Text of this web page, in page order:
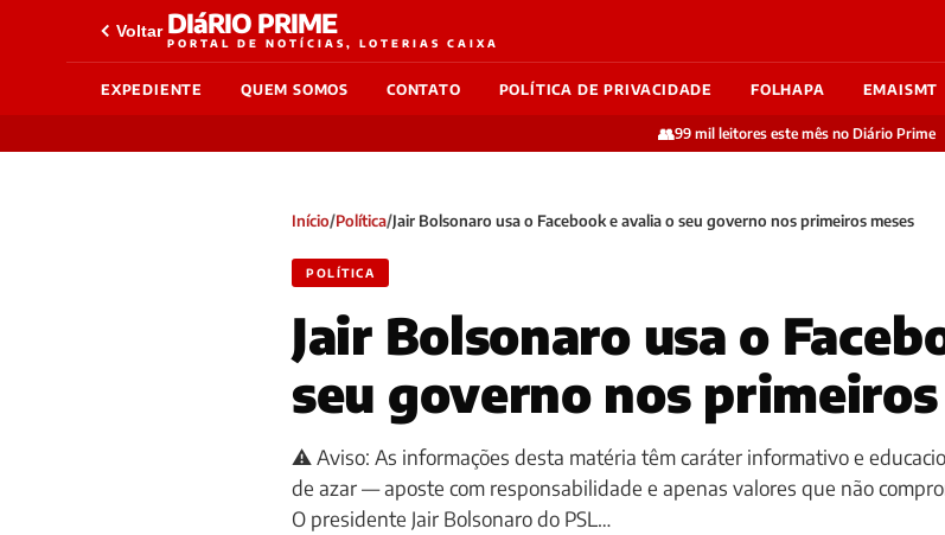
Voltar DIáRIO PRIME
PORTAL DE NOTÍCIAS, LOTERIAS CAIXA
EXPEDIENTE QUEM SOMOS CONTATO POLÍTICA DE PRIVACIDADE FOLHAPA EMAISMT
👥99 mil leitores este mês no Diário Prime
Início/Política/Jair Bolsonaro usa o Facebook e avalia o seu governo nos primeiros meses
POLÍTICA
Jair Bolsonaro usa o
seu governo nos primeiros
⚠️ Aviso: As informações desta matéria têm caráter informativo e
de azar — aposte com responsabilidade e apenas valores que não
O presidente Jair Bolsonaro do PSL…